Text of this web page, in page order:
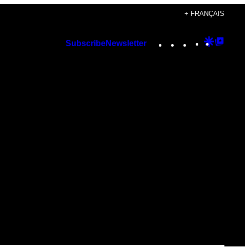
+ FRANÇAIS
SubscribeNewsletter Instagram
TikTok
YouTube
Google